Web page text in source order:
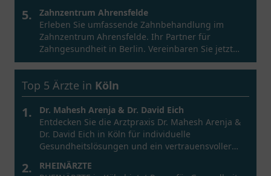
5.
Zahnzentrum Ahrensfelde
Erleben Sie umfassende Zahnbehandlung im
Zahnzentrum Ahrensfelde. Ihr Partner für
Zahngesundheit in Berlin. Vereinbaren Sie jetzt
einen Termin!
Top 5 Ärzte in Köln
1.
Dr. Mahesh Arenja & Dr. David Eich
Entdecken Sie die Arztpraxis Dr. Mahesh Arenja &
Dr. David Eich in Köln für individuelle
Gesundheitslösungen und ein vertrauensvoller
Ansprechpartner.
2.
RHEINÄRZTE